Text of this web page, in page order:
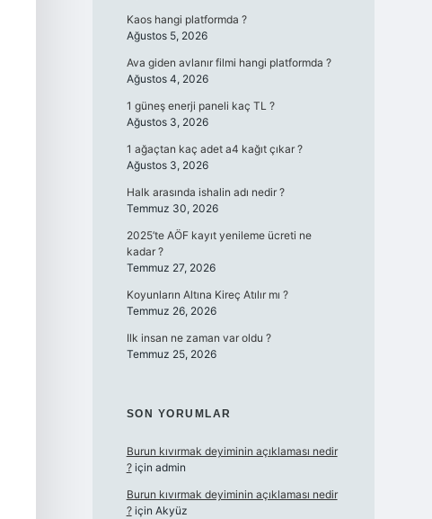
Kaos hangi platformda ?
Ağustos 5, 2026
Ava giden avlanır filmi hangi platformda ?
Ağustos 4, 2026
1 güneş enerji paneli kaç TL ?
Ağustos 3, 2026
1 ağaçtan kaç adet a4 kağıt çıkar ?
Ağustos 3, 2026
Halk arasında ishalin adı nedir ?
Temmuz 30, 2026
2025’te AÖF kayıt yenileme ücreti ne
kadar ?
Temmuz 27, 2026
Koyunların Altına Kireç Atılır mı ?
Temmuz 26, 2026
Ilk insan ne zaman var oldu ?
Temmuz 25, 2026
SON YORUMLAR
Burun kıvırmak deyiminin açıklaması nedir
?için admin
Burun kıvırmak deyiminin açıklaması nedir
?için Akyüz